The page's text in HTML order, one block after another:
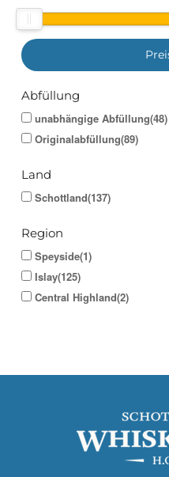
Abfüllung
unabhängige Abfüllung(48)
Originalabfüllung(89)
Land
Schottland(137)
Region
Speyside(1)
Islay(125)
Central Highland(2)